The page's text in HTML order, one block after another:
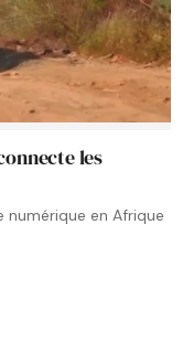
les
en Afrique